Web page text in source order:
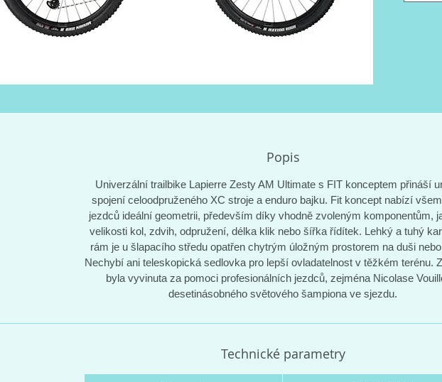
Popis
Univerzální trailbike Lapierre Zesty AM Ultimate s FIT konceptem přináší
spojení celoodpruženého XC stroje a enduro bajku. Fit koncept nabízí
jezdců ideální geometrii, především díky vhodně zvoleným komponentům,
velikosti kol, zdvih, odpružení, délka klik nebo šířka řídítek. Lehký a tuhý
rám je u šlapacího středu opatřen chytrým úložným prostorem na duši
Nechybí ani teleskopická sedlovka pro lepší ovladatelnost v těžkém terénu.
byla vyvinuta za pomoci profesionálních jezdců, zejména Nicolase
desetinásobného světového šampiona ve sjezdu.
Technické parametry